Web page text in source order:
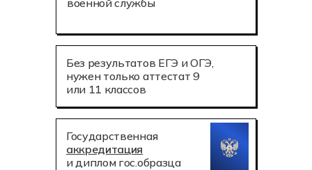
Государственная
аккредитация
и диплом гос.образца
военной службы
Без результатов ЕГЭ и ОГЭ,
нужен только аттестат 9
или 11 классов